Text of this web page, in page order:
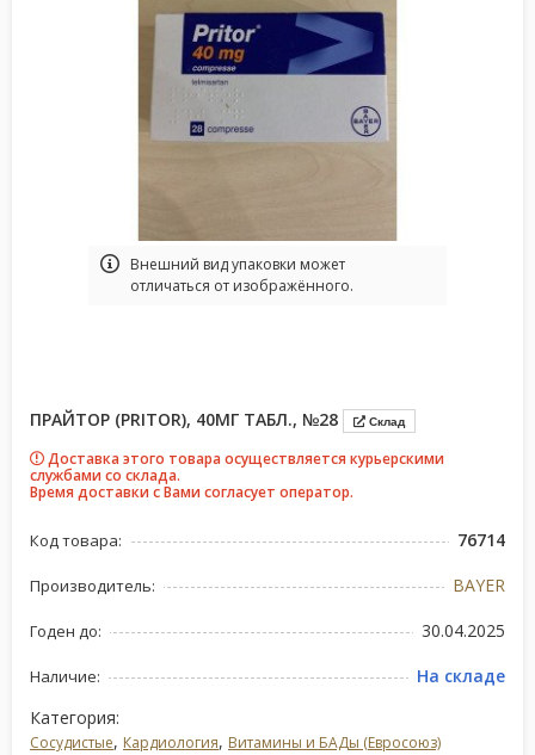
Bнешний вид упаковки может
отличаться от изображённого.
ПРАЙТОР (PRITOR), 40МГ ТАБЛ., №28 Склад
Доставка этого товара осуществляется курьерскими
службами со склада.
Время доставки с Вами согласует оператор.
Код товара: 76714
Производитель: BAYER
Годен до: 30.04.2025
Наличие:
На складе
Категория:
Сосудистые, Кардиология, Витамины и БАДы (Евросоюз)